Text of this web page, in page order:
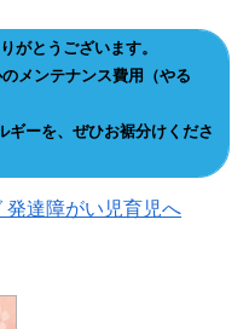
がとうございます。
メンテナンス費用（やる
ギーを、ぜひお裾分けくださ